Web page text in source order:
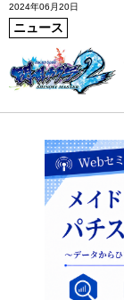
2024年06月20日
ニュース